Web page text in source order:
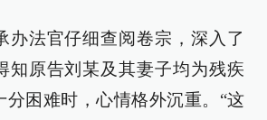
办法官仔细查阅卷宗，深入了
知原告刘某及其妻子均为残疾
分困难时，心情格外沉重。“这